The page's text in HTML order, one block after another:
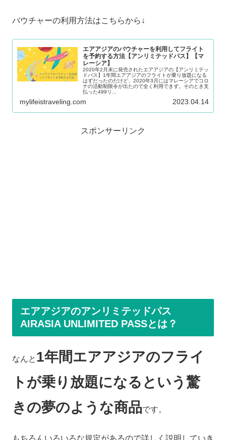
バウチャーの利用方法はこちらから↓
エアアジアのバウチャーを利用してフライト
を予約する方法【アンリミテッドパス】【マ
レーシア】
2020年2月末に発売されたエアアジアの【アンリミテッ
ドパス】1年間エアアジアのフライトが乗り放題になる
はずだったのだけど、2020年3月にはマレーシアでコロ
ナの活動制限令が出たので全く利用できず。そのとき支
払った499リ...
mylifeistraveling.com 2023.04.14
スポンサーリンク
エアアジアのアンリミテッドパス
AIRASIA UNLIMITED PASSとは？
なんと 1年間エアアジアのフライ
トが乗り放題になるという驚
きの夢のような商品です。
もちろんいろいろな規定があるので詳しく説明していき